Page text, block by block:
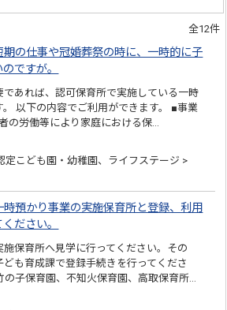
全12件
期の仕事や冠婚葬祭の時に、一時的に子
ですが。
であれば、認可保育所で実施している一時
以下の内容でご利用ができます。 ■事業
労働等により家庭における保…
定こども園・幼稚園、ライフステージ >
時預かり事業の実施保育所と登録、利用
ださい。
保育所へ見学に行ってください。その
も育成課で登録手続きを行ってくださ
子保育園、不知火保育園、高取保育所…